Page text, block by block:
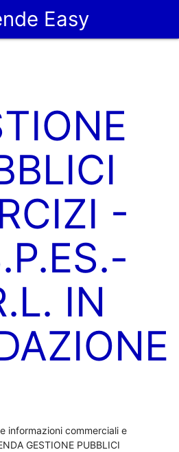
Easy
-
IN
informazioni commerciali e
GESTIONE PUBBLICI